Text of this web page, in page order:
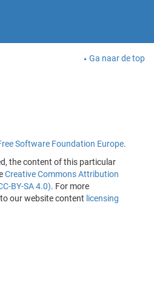
Ga naar de top
Software Foundation Europe.
the content of this particular
Creative Commons Attribution
BY-SA 4.0). For more
our website content licensing